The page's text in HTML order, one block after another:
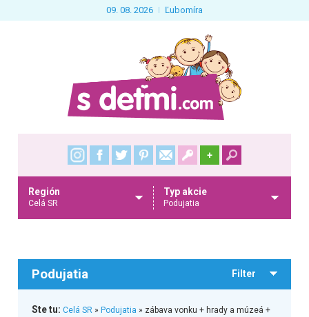
09. 08. 2026 Ľubomíra
+
Región
Celá SR
Typ akcie
Podujatia
Podujatia Filter
Ste tu: Celá SR» Podujatia » zábava vonku + hrady a múzeá +